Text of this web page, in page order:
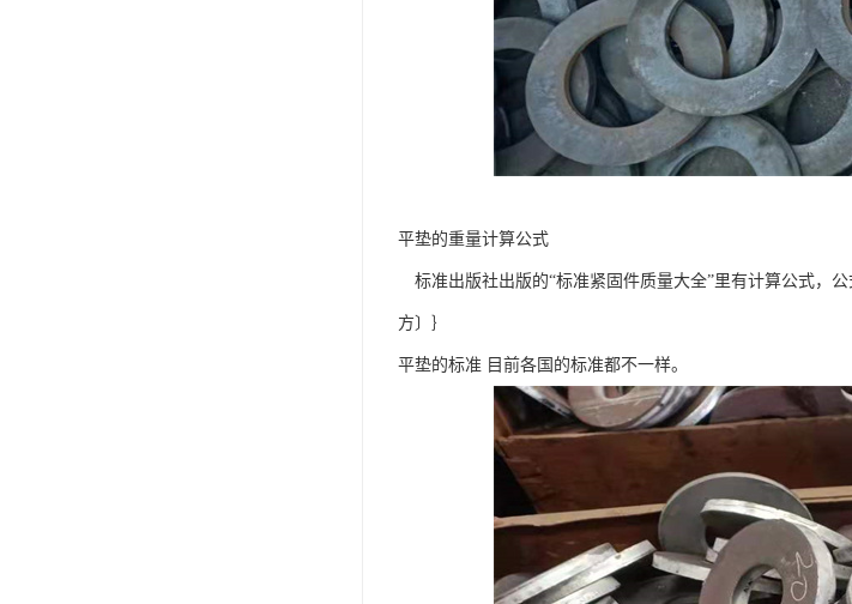
平垫的重量计算公式
标准出版社出版的“标准紧固件质量大全”里有计算公式，
方〕｝
平垫的标准 目前各国的标准都不一样。